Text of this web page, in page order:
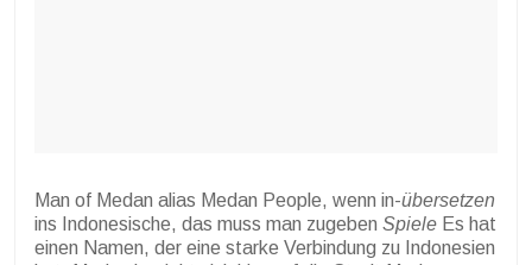
Man of Medan alias Medan People, wenn in-übersetzen
ins Indonesische, das muss man zugeben Spiele Es hat
einen Namen, der eine starke Verbindung zu Indonesien